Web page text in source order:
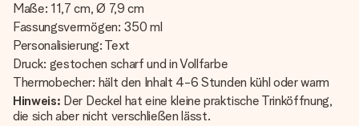
Maße: 11,7 cm, Ø 7,9 cm
Fassungsvermögen: 350 ml
Personalisierung: Text
Druck: gestochen scharf und in Vollfarbe
Thermobecher: hält den Inhalt 4-6 Stunden kühl oder warm
Hinweis: Der Deckel hat eine kleine praktische Trinköffnung,
die sich aber nicht verschließen lässt.